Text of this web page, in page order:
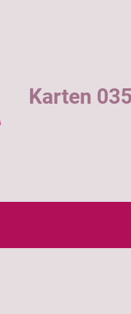
Karten